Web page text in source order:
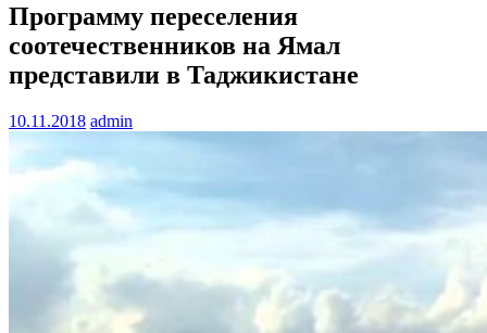
Программу переселения
соотечественников на Ямал
представили в Таджикистане
10.11.2018 admin